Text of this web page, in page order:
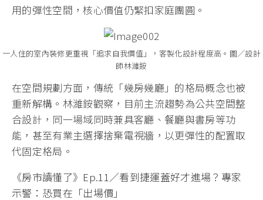
用的彈性空間，核心價值仍緊扣家庭團圓。
一人住的室內裝修更重視「追求自我價值」，客製化設計程度高。圖／設計
師林濰銨
在空間規劃方面，傳統「幾房幾廳」的格局概念也被
重新解構。林濰銨觀察，目前主流趨勢為公共空間整
合設計，同一場域同時兼具客廳、餐廳與書房等功
能，甚至有業主選擇捨棄電視牆，以更彈性的配置取
代固定格局。
《房市讀懂了》Ep.11／看到捷運蓋好才進場？專家
示警：恐買在「出場價」